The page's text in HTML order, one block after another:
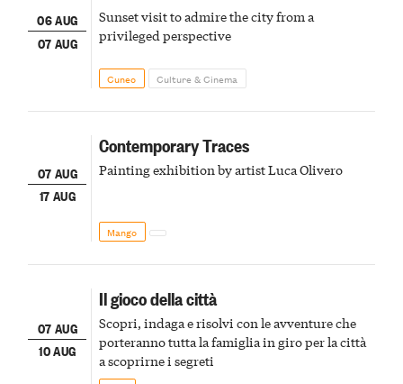
06 AUG
07 AUG
Sunset visit to admire the city from a
privileged perspective
Cuneo Culture & Cinema
07 AUG
17 AUG
Contemporary Traces
Painting exhibition by artist Luca Olivero
Mango
07 AUG
10 AUG
Il gioco della città
Scopri, indaga e risolvi con le avventure che
porteranno tutta la famiglia in giro per la città
a scoprirne i segreti